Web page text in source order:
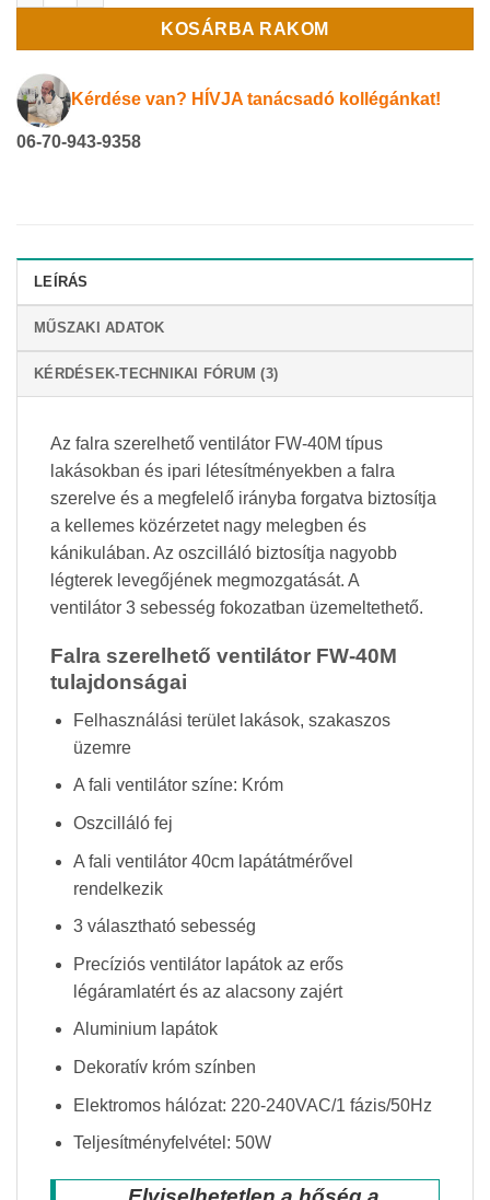
KOSÁRBA RAKOM
Kérdése van? HÍVJA tanácsadó kollégánkat!
06-70-943-9358
LEÍRÁS
MŰSZAKI ADATOK
KÉRDÉSEK-TECHNIKAI FÓRUM (3)
Az falra szerelhető ventilátor FW-40M típus
lakásokban és ipari létesítményekben a falra
szerelve és a megfelelő irányba forgatva biztosítja
a kellemes közérzetet nagy melegben és
kánikulában. Az oszcilláló biztosítja nagyobb
légterek levegőjének megmozgatását. A
ventilátor 3 sebesség fokozatban üzemeltethető.
Falra szerelhető ventilátor FW-40M
tulajdonságai
Felhasználási terület lakások, szakaszos
üzemre
A fali ventilátor színe: Króm
Oszcilláló fej
A fali ventilátor 40cm lapátátmérővel
rendelkezik
3 választható sebesség
Precíziós ventilátor lapátok az erős
légáramlatért és az alacsony zajért
Aluminium lapátok
Dekoratív króm színben
Elektromos hálózat: 220-240VAC/1 fázis/50Hz
Teljesítményfelvétel: 50W